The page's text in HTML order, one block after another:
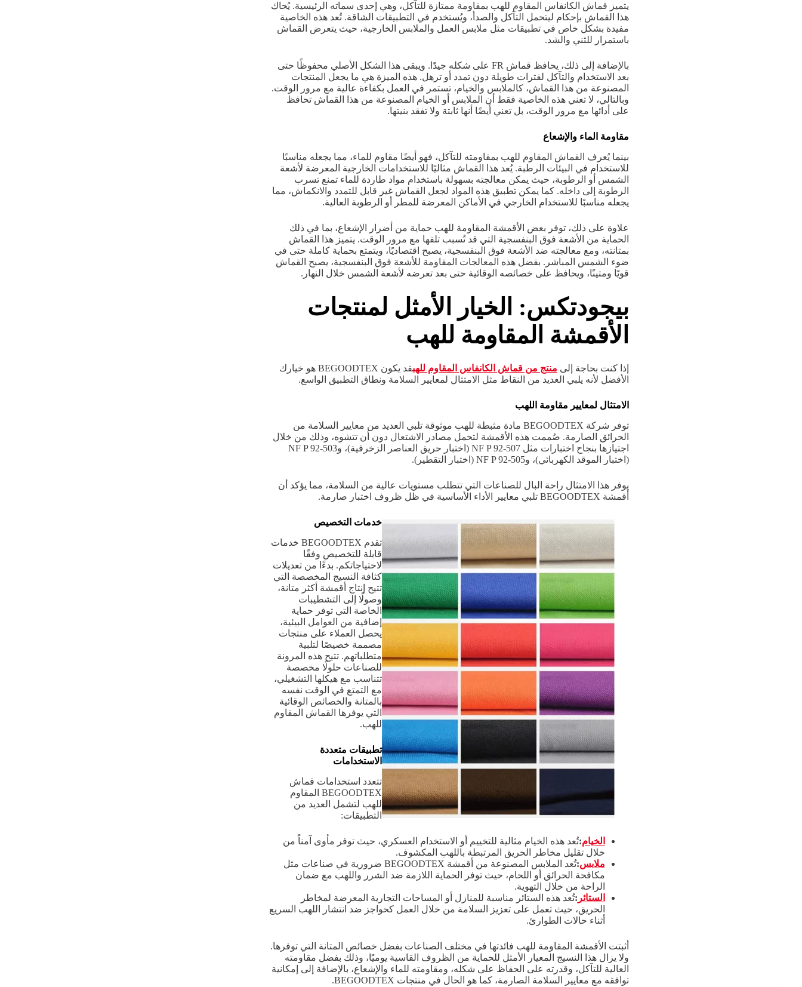
يتميز قماش الكانفاس المقاوم للهب بمقاومة ممتازة للتآكل، وهي إحدى سماته الرئيسية. يُحاك
هذا القماش بإحكام ليتحمل التآكل والصدأ، ويُستخدم في التطبيقات الشاقة. تُعد هذه الخاصية
مفيدة بشكل خاص في تطبيقات مثل ملابس العمل والملابس الخارجية، حيث يتعرض القماش
باستمرار للثني والشد.
بالإضافة إلى ذلك، يحافظ قماش FR على شكله جيدًا. ويبقى هذا الشكل الأصلي محفوظًا حتى
بعد الاستخدام والتآكل لفترات طويلة دون تمدد أو ترهل. هذه الميزة هي ما يجعل المنتجات
المصنوعة من هذا القماش، كالملابس والخيام، تستمر في العمل بكفاءة عالية مع مرور الوقت.
وبالتالي، لا تعني هذه الخاصية فقط أن الملابس أو الخيام المصنوعة من هذا القماش تحافظ
على أدائها مع مرور الوقت، بل تعني أيضًا أنها ثابتة ولا تفقد بنيتها.
مقاومة الماء والإشعاع
بينما يُعرف القماش المقاوم للهب بمقاومته للتآكل، فهو أيضًا مقاوم للماء، مما يجعله مناسبًا
للاستخدام في البيئات الرطبة. يُعد هذا القماش مثاليًا للاستخدامات الخارجية المعرضة لأشعة
الشمس أو الرطوبة، حيث يمكن معالجته بسهولة باستخدام مواد طاردة للماء تمنع تسرب
الرطوبة إلى داخله. كما يمكن تطبيق هذه المواد لجعل القماش غير قابل للتمدد والانكماش، مما
يجعله مناسبًا للاستخدام الخارجي في الأماكن المعرضة للمطر أو الرطوبة العالية.
علاوة على ذلك، توفر بعض الأقمشة المقاومة للهب حماية من أضرار الإشعاع، بما في ذلك
الحماية من الأشعة فوق البنفسجية التي قد تُسبب تلفها مع مرور الوقت. يتميز هذا القماش
بمتانته، ومع معالجته ضد الأشعة فوق البنفسجية، يصبح اقتصاديًا، ويتمتع بحماية كاملة حتى في
ضوء الشمس المباشر. بفضل هذه المعالجات المقاومة للأشعة فوق البنفسجية، يصبح القماش
قويًا ومتينًا، ويحافظ على خصائصه الوقائية حتى بعد تعرضه لأشعة الشمس خلال النهار.
بيجودتكس: الخيار الأمثل لمنتجات
الأقمشة المقاومة للهب
إذا كنت بحاجة إلى منتج من قماش الكانفاس المقاوم للهب
قد يكون BEGOODTEX هو خيارك
الأفضل لأنه يلبي العديد من النقاط مثل الامتثال لمعايير السلامة ونطاق التطبيق الواسع.
الامتثال لمعايير مقاومة اللهب
توفر شركة BEGOODTEX مادة مثبطة للهب موثوقة تلبي العديد من معايير السلامة من
الحرائق الصارمة. صُممت هذه الأقمشة لتحمل مصادر الاشتعال دون أن تتشوه، وذلك من خلال
اجتيازها بنجاح اختبارات مثل NF P 92-507 (اختبار حريق العناصر الزخرفية)، وNF P 92-503
(اختبار الموقد الكهربائي)، وNF P 92-505 (اختبار التقطير).
يوفر هذا الامتثال راحة البال للصناعات التي تتطلب مستويات عالية من السلامة، مما يؤكد أن
أقمشة BEGOODTEX تلبي معايير الأداء الأساسية في ظل ظروف اختبار صارمة.
خدمات التخصيص
تقدم BEGOODTEX خدمات
قابلة للتخصيص وفقًا
لاحتياجاتكم. بدءًا من تعديلات
كثافة النسيج المخصصة التي
تتيح إنتاج أقمشة أكثر متانة،
وصولًا إلى التشطيبات
الخاصة التي توفر حماية
إضافية من العوامل البيئية،
يحصل العملاء على منتجات
مصممة خصيصًا لتلبية
متطلباتهم. تتيح هذه المرونة
للصناعات حلولًا مخصصة
تتناسب مع هيكلها التشغيلي،
مع التمتع في الوقت نفسه
بالمتانة والخصائص الوقائية
التي يوفرها القماش المقاوم
للهب.
تطبيقات متعددة
الاستخدامات
تتعدد استخدامات قماش
BEGOODTEX المقاوم
للهب لتشمل العديد من
التطبيقات:
الخيام:تُعد هذه الخيام مثالية للتخييم أو الاستخدام العسكري، حيث توفر مأوى آمناً من
خلال تقليل مخاطر الحريق المرتبطة باللهب المكشوف.
ملابس:
تُعد الملابس المصنوعة من أقمشة BEGOODTEX ضرورية في صناعات مثل
مكافحة الحرائق أو اللحام، حيث توفر الحماية اللازمة ضد الشرر واللهب مع ضمان
الراحة من خلال التهوية.
الستائر :تُعد هذه الستائر مناسبة للمنازل أو المساحات التجارية المعرضة لمخاطر
الحريق، حيث تعمل على تعزيز السلامة من خلال العمل كحواجز ضد انتشار اللهب السريع
أثناء حالات الطوارئ.
أثبتت الأقمشة المقاومة للهب فائدتها في مختلف الصناعات بفضل خصائص المتانة التي توفرها.
ولا يزال هذا النسيج المعيار الأمثل للحماية من الظروف القاسية يوميًا، وذلك بفضل مقاومته
العالية للتآكل، وقدرته على الحفاظ على شكله، ومقاومته للماء والإشعاع، بالإضافة إلى إمكانية
توافقه مع معايير السلامة الصارمة، كما هو الحال في منتجات BEGOODTEX.